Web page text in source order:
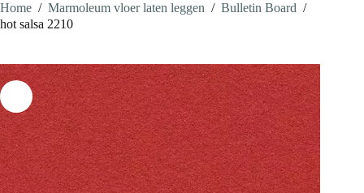
Home / Marmoleum vloer laten leggen / Bulletin Board /
hot salsa 2210